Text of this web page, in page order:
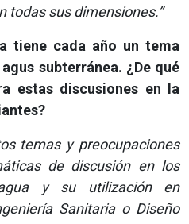
todas sus dimensiones.”
tiene cada año un tema
subterránea. ¿De qué
estas discusiones en la
temas y preocupaciones
de discusión en los
y su utilización en
Sanitaria o Diseño